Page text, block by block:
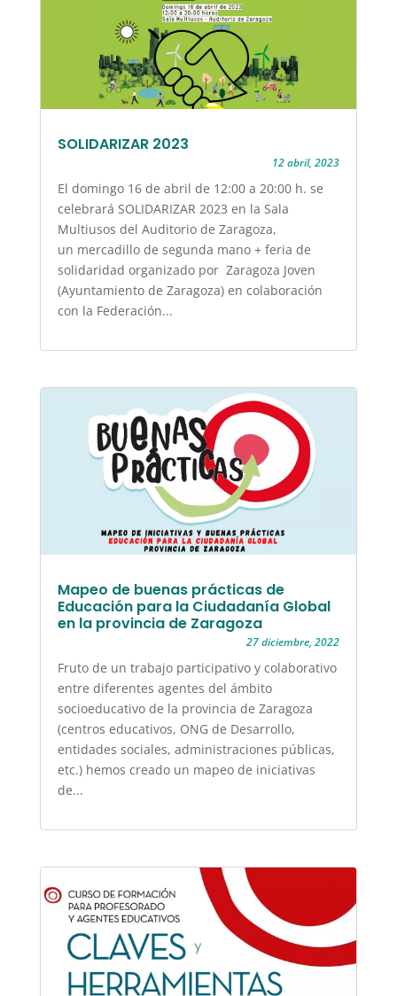
SOLIDARIZAR 2023
12 abril, 2023
El domingo 16 de abril de 12:00 a 20:00 h. se
celebrará SOLIDARIZAR 2023 en la Sala
Multiusos del Auditorio de Zaragoza,
un mercadillo de segunda mano + feria de
solidaridad organizado por Zaragoza Joven
(Ayuntamiento de Zaragoza) en colaboración
con la Federación...
Mapeo de buenas prácticas de
Educación para la Ciudadanía Global
en la provincia de Zaragoza
27 diciembre, 2022
Fruto de un trabajo participativo y colaborativo
entre diferentes agentes del ámbito
socioeducativo de la provincia de Zaragoza
(centros educativos, ONG de Desarrollo,
entidades sociales, administraciones públicas,
etc.) hemos creado un mapeo de iniciativas
de...